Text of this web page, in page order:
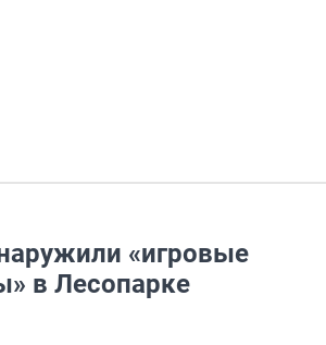
«игровые
в Лесопарке